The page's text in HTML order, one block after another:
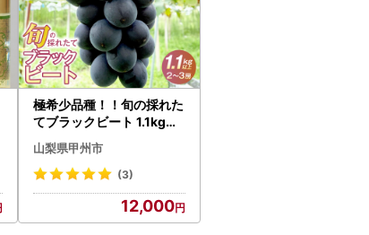
極希少品種！！旬の採れた
てブラックビート 1.1kg以
上（2房～3房）【2027年
発送】（HO）B12-146 ブ
ラックビート フルーツ
山梨県甲州市
(3)
12,000